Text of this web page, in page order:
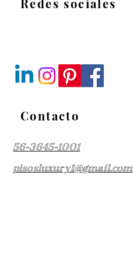
Redes sociales
Contacto
56-3645-1001
pisosluxury1@gmail.com